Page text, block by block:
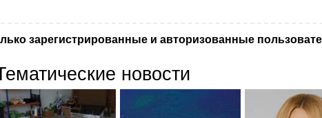
зарегистрированные и авторизованные
новости